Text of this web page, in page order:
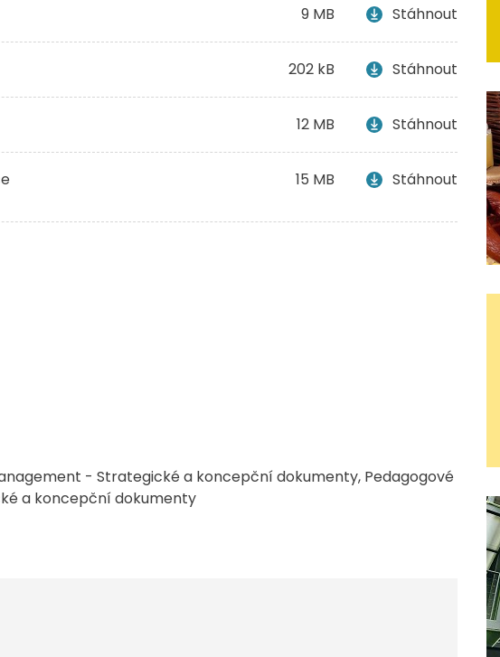
9 MB Stáhnout
202 kB Stáhnout
12 MB Stáhnout
15 MB Stáhnout
- Strategické a koncepční dokumenty Pedagogové
a koncepční dokumenty